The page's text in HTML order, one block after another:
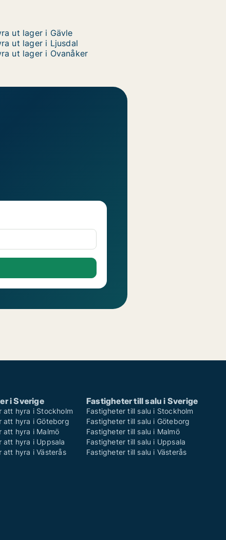
ut lager i Gävle
ut lager i Ljusdal
ut lager i Ovanåker
i Sverige
att hyra i Stockholm
att hyra i Göteborg
att hyra i Malmö
att hyra i Uppsala
att hyra i Västerås
Fastigheter till salu i Sverige
Fastigheter till salu i Stockholm
Fastigheter till salu i Göteborg
Fastigheter till salu i Malmö
Fastigheter till salu i Uppsala
Fastigheter till salu i Västerås